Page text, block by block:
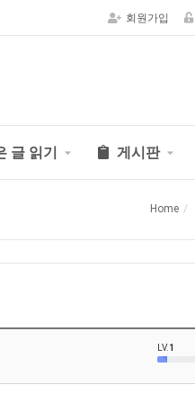
회원가입
글 읽기 게시판
Home
LV.1